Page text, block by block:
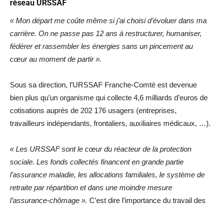
réseau URSSAF
« Mon départ me coûte même si j’ai choisi d’évoluer dans ma
carrière. On ne passe pas 12 ans à restructurer, humaniser,
fédérer et rassembler les énergies sans un pincement au
cœur au moment de partir ».
Sous sa direction, l’URSSAF Franche-Comté est devenue
bien plus qu’un organisme qui collecte 4,6 milliards d’euros de
cotisations auprès de 202 176 usagers (entreprises,
travailleurs indépendants, frontaliers, auxiliaires médicaux, …).
« Les URSSAF sont le cœur du réacteur de la protection
sociale. Les fonds collectés financent en grande partie
l’assurance maladie, les allocations familiales, le système de
retraite par répartition et dans une moindre mesure
l’assurance-chômage ». C’est dire l’importance du travail des